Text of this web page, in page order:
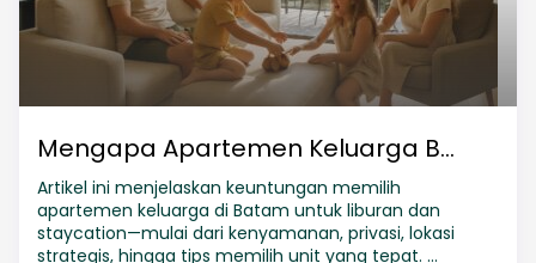
Mengapa Apartemen Keluarga B...
Artikel ini menjelaskan keuntungan memilih
apartemen keluarga di Batam untuk liburan dan
staycation—mulai dari kenyamanan, privasi, lokasi
strategis, hingga tips memilih unit yang tepat. ...